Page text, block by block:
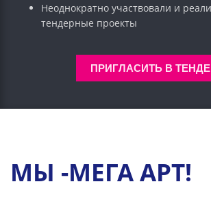
Неоднократно участвовали и
тендерные проекты
ПРИГЛАСИТЬ В
МЫ -МЕГА АРТ!